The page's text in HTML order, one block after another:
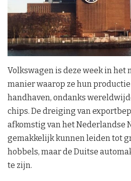
Volkswagen is deze week in het
manier waarop ze hun
handhaven, ondanks
chips. De dreiging van
afkomstig van het Nederlandse
gemakkelijk kunnen leiden tot
hobbels, maar de Duitse
te zijn.